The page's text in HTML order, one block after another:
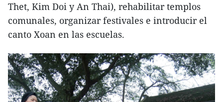
Thet, Kim Doi y An Thai), rehabilitar templos
comunales, organizar festivales e introducir el
canto Xoan en las escuelas.